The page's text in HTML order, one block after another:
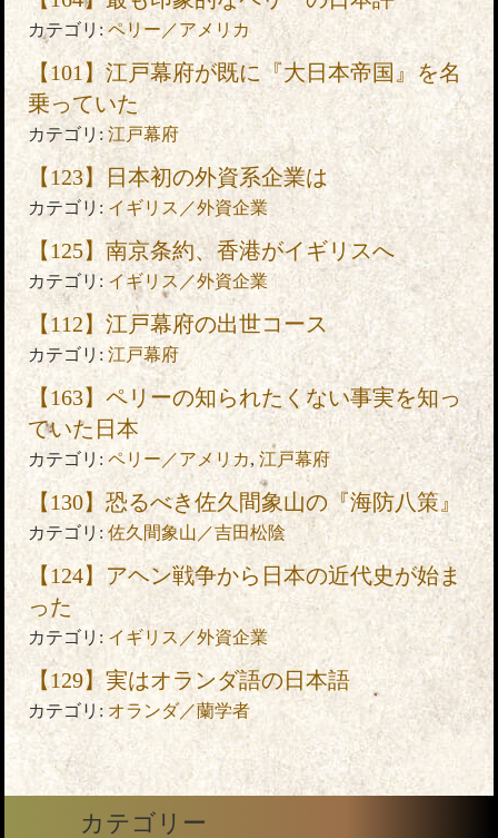
カテゴリ: ペリー／アメリカ
【101】江戸幕府が既に『大日本帝国』を名
乗っていた
カテゴリ: 江戸幕府
【123】日本初の外資系企業は
カテゴリ: イギリス／外資企業
【125】南京条約、香港がイギリスへ
カテゴリ: イギリス／外資企業
【112】江戸幕府の出世コース
カテゴリ: 江戸幕府
【163】ペリーの知られたくない事実を知っ
ていた日本
カテゴリ: ペリー／アメリカ,江戸幕府
【130】恐るべき佐久間象山の『海防八策』
カテゴリ: 佐久間象山／吉田松陰
【124】アヘン戦争から日本の近代史が始ま
った
カテゴリ: イギリス／外資企業
【129】実はオランダ語の日本語
カテゴリ: オランダ／蘭学者
カテゴリー